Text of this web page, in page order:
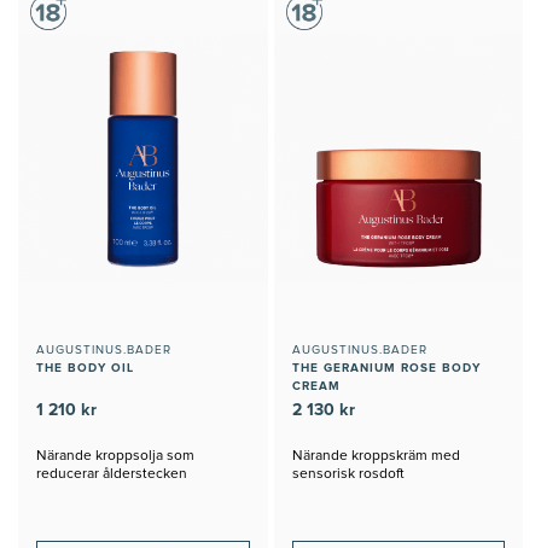
AUGUSTINUS.BADER
THE BODY OIL
1 210 kr
Närande kroppsolja som
reducerar ålderstecken
AUGUSTINUS.BADER
THE GERANIUM ROSE BODY
CREAM
2 130 kr
Närande kroppskräm med
sensorisk rosdoft